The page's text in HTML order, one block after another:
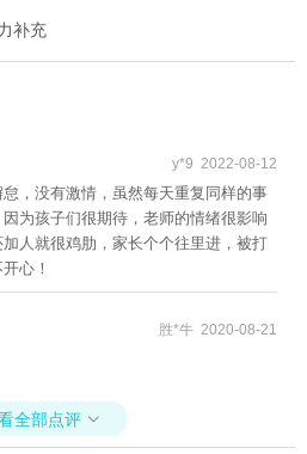
补充
y*9 2022-08-12
，没有激情，虽然每天重复同样的事
为孩子们很期待，老师的情绪很影响
人就很鸡肋，家长个个往里进，被打
心！
胜*牛 2020-08-21
全部点评 